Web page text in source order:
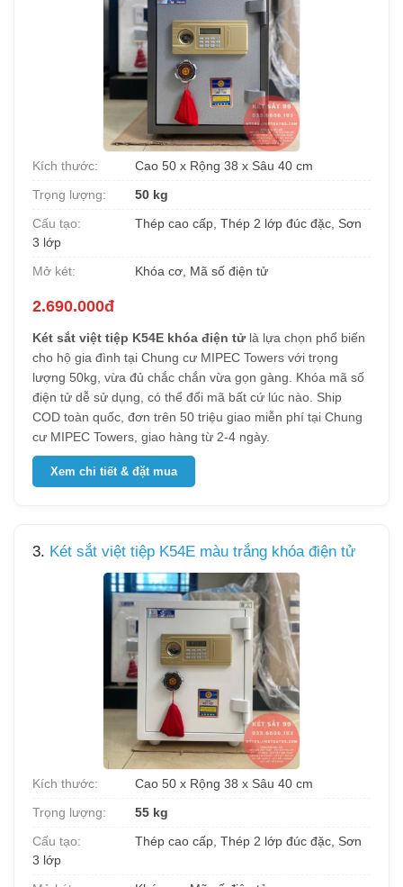
Kích thước:
Cao 50 x Rộng 38 x Sâu 40 cm
Trọng lượng:
50 kg
Cấu tạo:
Thép cao cấp, Thép 2 lớp đúc đặc, Sơn
3 lớp
Mở két:
Khóa cơ, Mã số điện tử
2.690.000đ
Két sắt việt tiệp K54E khóa điện tửlà lựa chọn phổ biến
cho hộ gia đình tại Chung cư MIPEC Towers với trọng
lượng 50kg, vừa đủ chắc chắn vừa gọn gàng. Khóa mã số
điện tử dễ sử dụng, có thể đổi mã bất cứ lúc nào. Ship
COD toàn quốc, đơn trên 50 triệu giao miễn phí tại Chung
cư MIPEC Towers, giao hàng từ 2-4 ngày.
Xem chi tiết & đặt mua
3. Két sắt việt tiệp K54E màu trắng khóa điện tử
Kích thước:
Cao 50 x Rộng 38 x Sâu 40 cm
Trọng lượng:
55 kg
Cấu tạo:
Thép cao cấp, Thép 2 lớp đúc đặc, Sơn
3 lớp